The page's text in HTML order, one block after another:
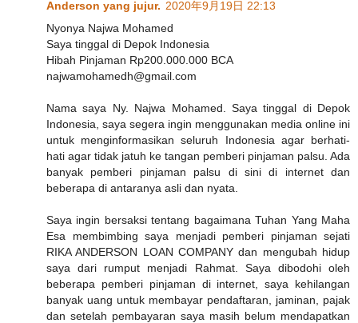
Anderson yang jujur. 2020年9月19日 22:13
Nyonya Najwa Mohamed
Saya tinggal di Depok Indonesia
Hibah Pinjaman Rp200.000.000 BCA
najwamohamedh@gmail.com
Nama saya Ny. Najwa Mohamed. Saya tinggal di Depok
Indonesia, saya segera ingin menggunakan media online ini
untuk menginformasikan seluruh Indonesia agar berhati-
hati agar tidak jatuh ke tangan pemberi pinjaman palsu. Ada
banyak pemberi pinjaman palsu di sini di internet dan
beberapa di antaranya asli dan nyata.
Saya ingin bersaksi tentang bagaimana Tuhan Yang Maha
Esa membimbing saya menjadi pemberi pinjaman sejati
RIKA ANDERSON LOAN COMPANY dan mengubah hidup
saya dari rumput menjadi Rahmat. Saya dibodohi oleh
beberapa pemberi pinjaman di internet, saya kehilangan
banyak uang untuk membayar pendaftaran, jaminan, pajak
dan setelah pembayaran saya masih belum mendapatkan